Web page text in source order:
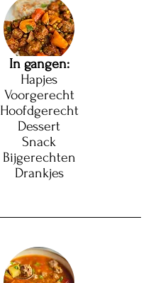
In gangen:
Hapjes
Voorgerecht
Hoofdgerecht
Dessert
Snack
Bijgerechten
Drankjes